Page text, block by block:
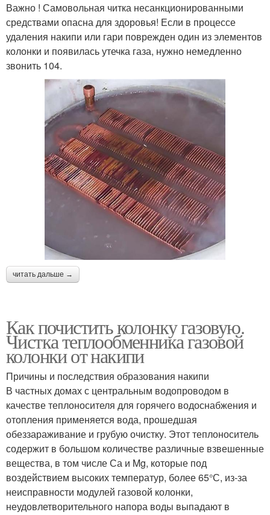
Важно ! Самовольная читка несанкционированными
средствами опасна для здоровья! Если в процессе
удаления накипи или гари поврежден один из элементов
колонки и появилась утечка газа, нужно немедленно
звонить 104.
читать дальше →
Как почистить колонку газовую.
Чистка теплообменника газовой
колонки от накипи
Причины и последствия образования накипи
В частных домах с центральным водопроводом в
качестве теплоносителя для горячего водоснабжения и
отопления применяется вода, прошедшая
обеззараживание и грубую очистку. Этот теплоноситель
содержит в большом количестве различные взвешенные
вещества, в том числе Са и Mg, которые под
воздействием высоких температур, более 65°С, из-за
неисправности модулей газовой колонки,
неудовлетворительного напора воды выпадают в